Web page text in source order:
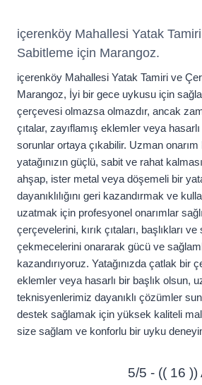
içerenköy Mahallesi Yatak
Sabitleme için Marangoz.
içerenköy Mahallesi Yatak Tamiri ve
Marangoz, İyi bir gece uykusu için
çerçevesi olmazsa olmazdır, ancak
çıtalar, zayıflamış eklemler veya
sorunlar ortaya çıkabilir. Uzman
yatağınızın güçlü, sabit ve rahat
ahşap, ister metal veya döşemeli bir
dayanıklılığını geri kazandırmak ve
uzatmak için profesyonel onarımlar
çerçevelerini, kırık çıtaları, başlıkları
çekmecelerini onararak gücü ve
kazandırıyoruz. Yatağınızda çatlak bir
eklemler veya hasarlı bir başlık olsun,
teknisyenlerimiz dayanıklı çözümler
destek sağlamak için yüksek kaliteli
size sağlam ve konforlu bir uyku
5/5 - (( 16